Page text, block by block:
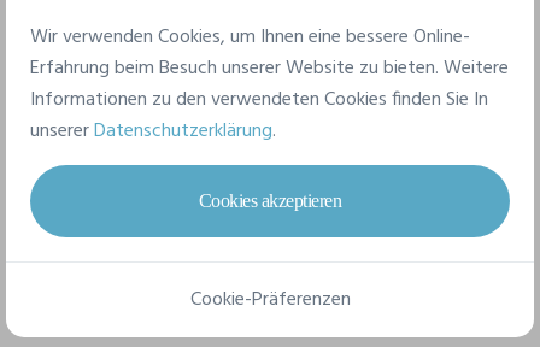
Doppelnähte. Runder Halsausschnitt. Ablösbares Etikett.
Stretchmaterial. UPF 30+ UV-Schutz. Zertifiziert nach EN
13758-1. Lagerbestand wird derzeit auf recyceltes
Polyester umgestellt.
Merkmale
Wir verwenden Cookies, um Ihnen eine bessere Online-
Erfahrung beim Besuch unserer Website zu bieten. Weitere
Informationen zu den verwendeten Cookies finden Sie In
unsererDatenschutzerklärung.
Cookies akzeptieren
Cookie-Präferenzen